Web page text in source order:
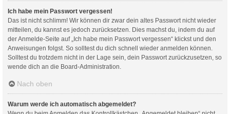
Ich habe mein Passwort vergessen!
Das ist nicht schlimm! Wir können dir zwar dein altes Passwort nicht wieder
mitteilen, du kannst es jedoch zurücksetzen. Dies machst du, indem du auf
der Anmelde-Seite auf „Ich habe mein Passwort vergessen“ klickst und den
Anweisungen folgst. So solltest du dich schnell wieder anmelden können.
Solltest du trotzdem nicht in der Lage sein, dein Passwort zurückzusetzen, so
wende dich an die Board-Administration.
Nach oben
Warum werde ich automatisch abgemeldet?